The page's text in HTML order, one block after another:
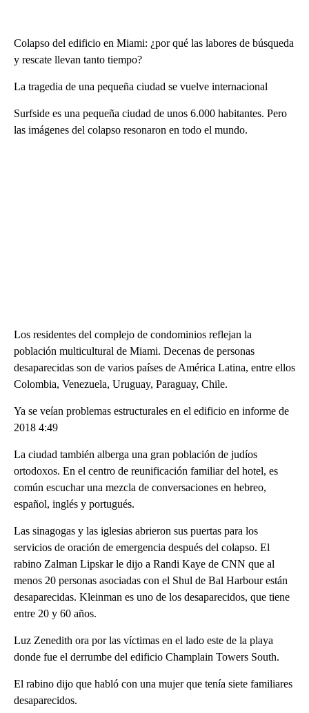
Colapso del edificio en Miami: ¿por qué las labores de búsqueda
y rescate llevan tanto tiempo?
La tragedia de una pequeña ciudad se vuelve internacional
Surfside es una pequeña ciudad de unos 6.000 habitantes. Pero
las imágenes del colapso resonaron en todo el mundo.
Los residentes del complejo de condominios reflejan la
población multicultural de Miami. Decenas de personas
desaparecidas son de varios países de América Latina, entre ellos
Colombia, Venezuela, Uruguay, Paraguay, Chile.
Ya se veían problemas estructurales en el edificio en informe de
2018 4:49
La ciudad también alberga una gran población de judíos
ortodoxos. En el centro de reunificación familiar del hotel, es
común escuchar una mezcla de conversaciones en hebreo,
español, inglés y portugués.
Las sinagogas y las iglesias abrieron sus puertas para los
servicios de oración de emergencia después del colapso. El
rabino Zalman Lipskar le dijo a Randi Kaye de CNN que al
menos 20 personas asociadas con el Shul de Bal Harbour están
desaparecidas. Kleinman es uno de los desaparecidos, que tiene
entre 20 y 60 años.
Luz Zenedith ora por las víctimas en el lado este de la playa
donde fue el derrumbe del edificio Champlain Towers South.
El rabino dijo que habló con una mujer que tenía siete familiares
desaparecidos.